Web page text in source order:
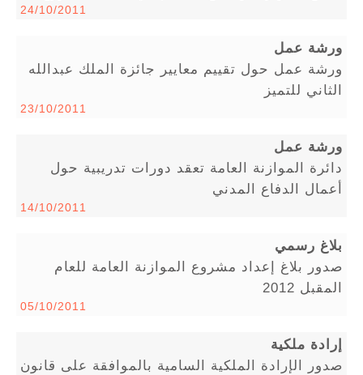
24/10/2011
ورشة عمل
ورشة عمل حول تقييم معايير جائزة الملك عبدالله
الثاني للتميز
23/10/2011
ورشة عمل
دائرة الموازنة العامة تعقد دورات تدريبية حول
أعمال الدفاع المدني
14/10/2011
بلاغ رسمي
صدور بلاغ إعداد مشروع الموازنة العامة للعام
المقبل 2012
05/10/2011
إرادة ملكية
صدور الإرادة الملكية السامية بالموافقة على قانون